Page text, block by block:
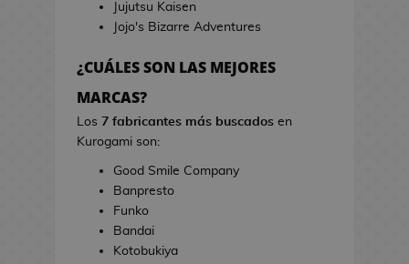
J
r
s
d
C
i
u
c
e
i
d
j
Jujutsu Kaisen
Jojo's Bizarre Adventures
¿CUÁLES SON LAS MEJORES
MARCAS?
Los 7 fabricantes más buscados en
Kurogami son:
Good Smile Company
Banpresto
Funko
Bandai
Kotobukiya